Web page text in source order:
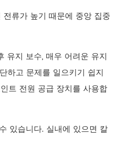
류가 높기 때문에 중앙 집중
유지 보수, 매우 어려운 유지
하고 문제를 일으키기 쉽지
트 전원 공급 장치를 사용합
있습니다. 실내에 있으면 칼